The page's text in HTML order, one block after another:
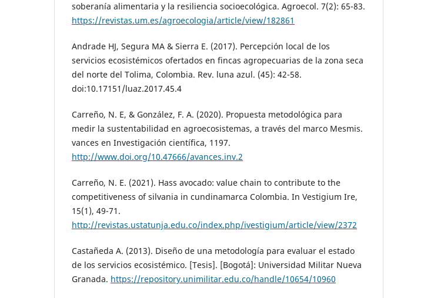
soberanía alimentaria y la resiliencia socioecológica. Agroecol. 7(2): 65-83.
https://revistas.um.es/agroecologia/article/view/182861
Andrade HJ, Segura MA & Sierra E. (2017). Percepción local de los
servicios ecosistémicos ofertados en fincas agropecuarias de la zona seca
del norte del Tolima, Colombia. Rev. luna azul. (45): 42-58.
doi:10.17151/luaz.2017.45.4
Carreño, N. E, & González, F. A. (2020). Propuesta metodológica para
medir la sustentabilidad en agroecosistemas, a través del marco Mesmis.
vances en Investigación científica, 1197.
http://www.doi.org/10.47666/avances.inv.2
Carreño, N. E. (2021). Hass avocado: value chain to contribute to the
competitiveness of silvania in cundinamarca Colombia. In Vestigium Ire,
15(1), 49-71.
http://revistas.ustatunja.edu.co/index.php/ivestigium/article/view/2372
Castañeda A. (2013). Diseño de una metodología para evaluar el estado
de los servicios ecosistémico. [Tesis]. [Bogotá]: Universidad Militar Nueva
Granada. https://repository.unimilitar.edu.co/handle/10654/10960